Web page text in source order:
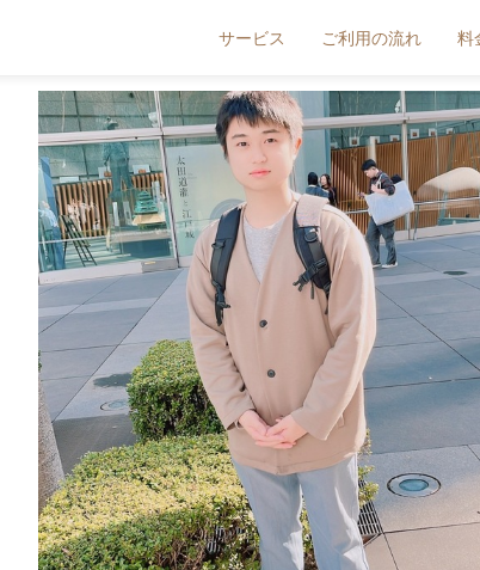
サービス ご利用の流れ 料